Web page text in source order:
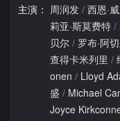
主演： 周润发 / 西恩·
莉亚·斯莫费特 /
贝尔 / 罗布·阿
查得卡米列里 /
onen / Lloyd
盛 / Michael
Joyce